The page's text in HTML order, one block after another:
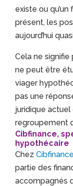
existe ou
présent, les
aujourd’hui
Cela ne signifie
ne peut être
viager
pas une
juridique
regroupement
Cibfinance,
hypothécaire
ChezCibfinance
partie des
accompagnés